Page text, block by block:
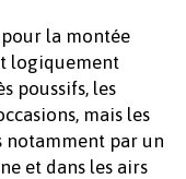
la montée
logiquement
poussifs, les
mais les
notamment par un
et dans les airs